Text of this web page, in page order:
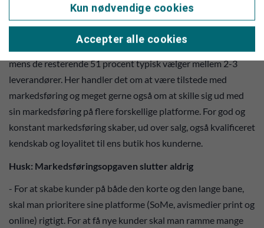
- Inden folk køber skal der være noget der udløser et behov
for køb, en såkaldt trigger. Her ved vi, at 49 procent har
besluttet sig for, hvor de vil handle inden, de får behovet,
mens de resterende 51 procent typisk vælger mellem 2-3
leverandører. Her handler det om at være tilstede med
markedsføring og meget gerne også om at skille sig ud med
sin markedsføring på flere forskellige platforme. For god og
konstant markedsføring skaber, ud over salg, også kvalificeret
kendskab og loyalitet til ens butik hos kunderne.
Husk: Markedsføringsopgaven slutter aldrig
- For at skabe kunder på både den korte og den lange bane,
skal man prioritere sine platforme (SoMe, avismedier print og
online) rigtigt. For at få nye kunder skal man ramme mange
Kun nødvendige cookies
Accepter alle cookies